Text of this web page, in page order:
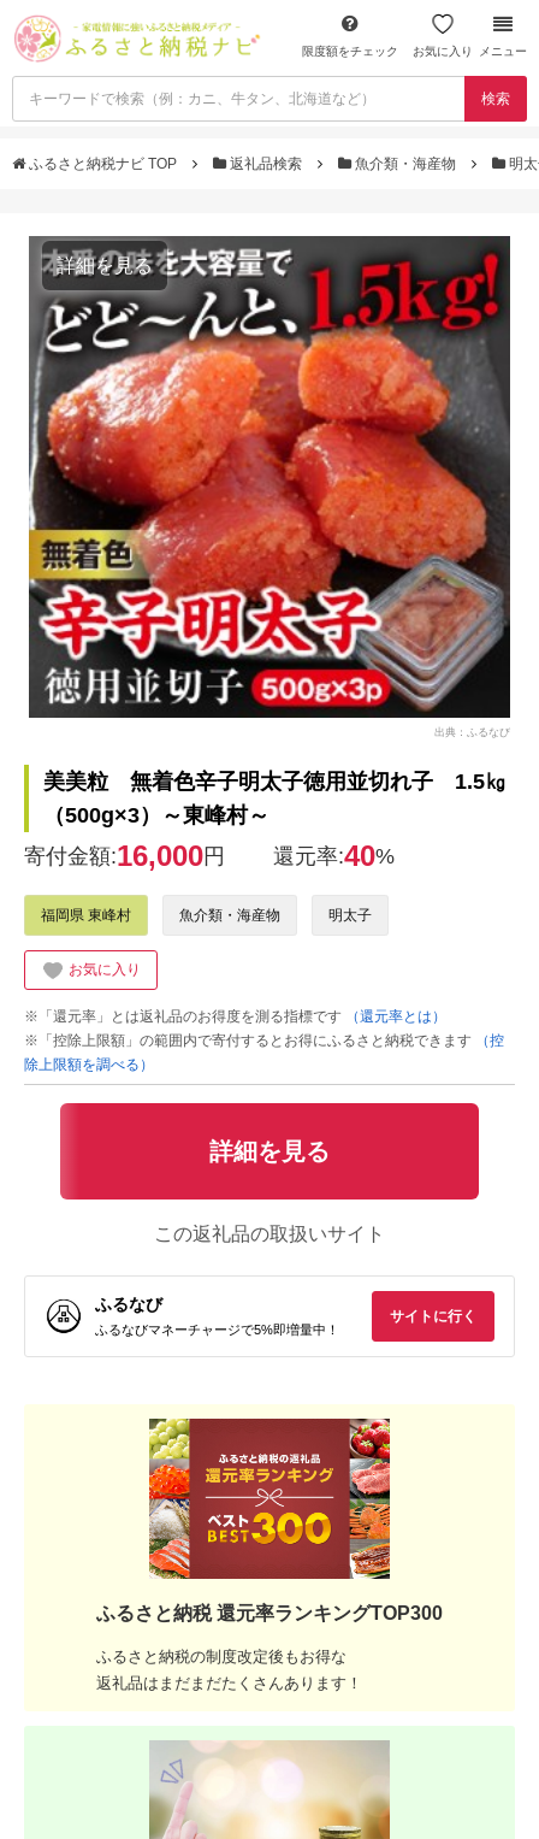
限度額をチェック お気に入り メニュー
検索
ふるさと納税ナビ TOP 返礼品検索 魚介類・海産物 明
詳細を見る
出典：ふるなび
美美粒 無着色辛子明太子徳用並切れ子 1.5㎏
（500g×3）～東峰村～
寄付金額:16,000円 還元率:40%
福岡県 東峰村 魚介類・海産物 明太子
お気に入り
※「還元率」とは返礼品のお得度を測る指標です
（還元率とは）
※「控除上限額」の範囲内で寄付するとお得にふるさと納税できます
（控
除上限額を調べる）
詳細を見る
この返礼品の取扱いサイト
ふるなび
ふるなびマネーチャージで5%即増量中！
サイトに行く
ふるさと納税 還元率ランキングTOP300
ふるさと納税の制度改定後もお得な
返礼品はまだまだたくさんあります！